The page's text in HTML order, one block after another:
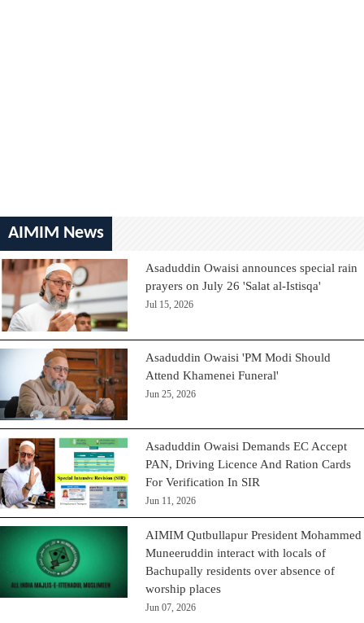
AIMIM News
Asaduddin Owaisi announces special rain
prayers on July 26 'Salat al-Istisqa'
Jul 15, 2026
Asaduddin Owaisi 'PM Modi Should
Attend Khamenei Funeral'
Jun 25, 2026
Asaduddin Owaisi Demands EC Accept
PAN, Driving Licence And Ration Cards
For Verification In SIR
Jun 11, 2026
AIMIM Qutbullapur President Mohammed
Muneeruddin interact with locals of
Bachupally residents over absence of
worship places
Jun 07, 2026